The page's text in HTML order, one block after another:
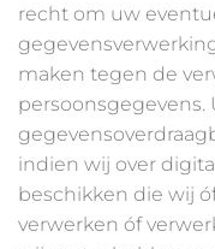
recht om uw
maken tegen de
indien wij over
beschikken die wij
verwerken óf